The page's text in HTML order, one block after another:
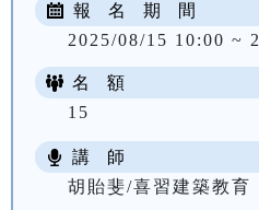
報 名 期 間
2025/08/15 10:00 ~
名 額
15
講 師
胡貽斐/喜習建築教育